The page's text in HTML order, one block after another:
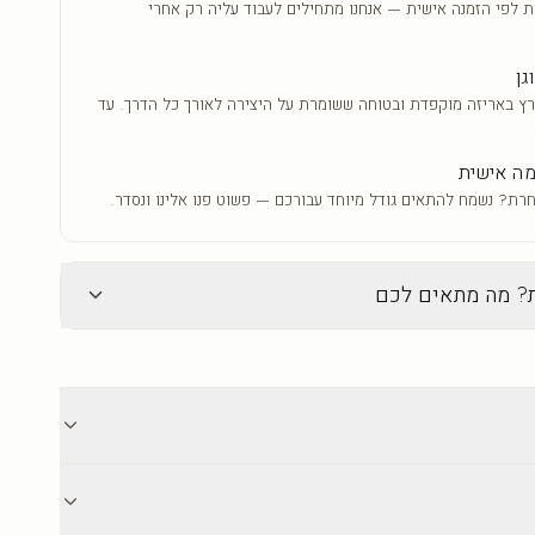
לפי הזמנה אישית — אנחנו מתחילים לעבוד עליה רק אחרי
באריזה מוקפדת ובטוחה ששומרת על היצירה לאורך כל הדרך. עד
אישית
נשמח להתאים גודל מיוחד עבורכם — פשוט פנו אלינו ונסדר.
מה מתאים לכם
עומק
קשר לכל שאלה לפני ואחרי הרכישה.